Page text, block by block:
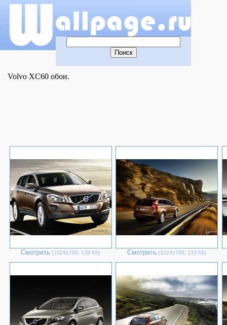
Volvo XC60 обои.
Смотреть (1024х768, 138 Kb) Смотреть (1024х768, 133 Kb)